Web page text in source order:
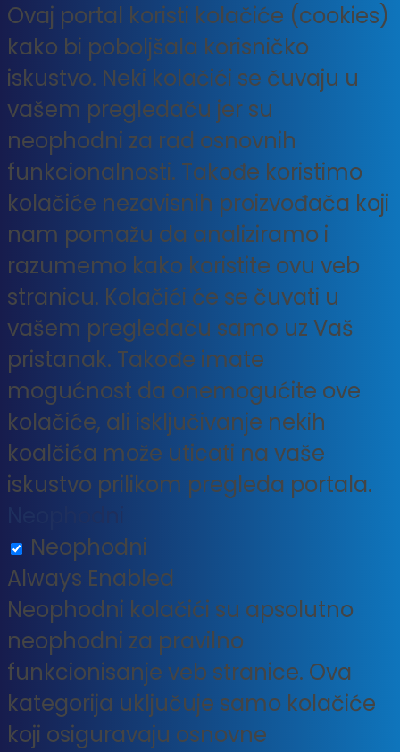
Ovaj portal koristi kolačiće (cookies)
kako bi poboljšala korisničko
iskustvo. Neki kolačići se čuvaju u
vašem pregledaču jer su
neophodni za rad osnovnih
funkcionalnosti. Takođe koristimo
kolačiće nezavisnih proizvođača koji
nam pomažu da analiziramo i
razumemo kako koristite ovu veb
stranicu. Kolačići će se čuvati u
vašem pregledaču samo uz Vaš
pristanak. Takođe imate
mogućnost da onemogućite ove
kolačiće, ali isključivanje nekih
koalčića može uticati na vaše
iskustvo prilikom pregleda portala.
Neophodni
Always Enabled
Neophodni kolačići su apsolutno
neophodni za pravilno
funkcionisanje veb stranice. Ova
kategorija uključuje samo kolačiće
koji osiguravaju osnovne